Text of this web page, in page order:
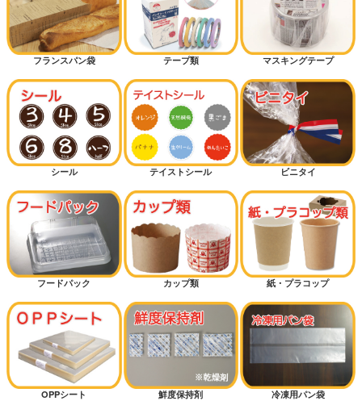
フランスパン袋 テープ類 マスキングテープ
シール テイストシール ビニタイ
フードパック カップ類 紙・プラコップ
OPPシート 鮮度保持剤 冷凍用パン袋